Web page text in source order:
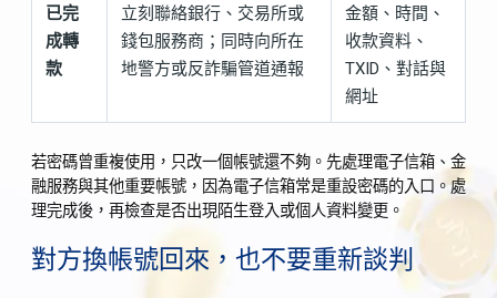
已完
成轉
款
立刻聯絡銀行、交易所或
錢包服務商；同時向所在
地警方或反詐騙管道通報
金額、時間、
收款資料、
TXID、對話與
網址
若密碼曾重複使用，只改一個帳號還不夠。先處理電子信箱、金
融服務與其他重要帳號，因為電子信箱常是重設密碼的入口。處
理完成後，再檢查是否出現陌生登入或個人資料變更。
對方換帳號回來，也不要重新談判